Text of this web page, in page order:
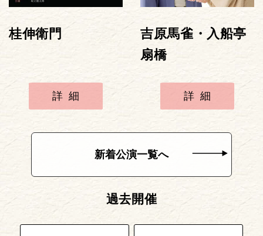
桂伸衛門
詳細
吉原馬雀・入船亭
扇橋
詳細
新着公演一覧へ
過去開催